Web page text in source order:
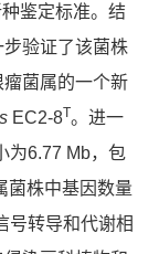
鉴定标准。结
验证了该菌株
菌属的一个新
EC2-8T。进一
为6.77 Mb，包
菌株中基因数量
号转导和代谢相